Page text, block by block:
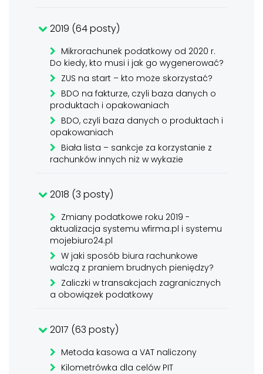
2019 (64 posty)
Mikrorachunek podatkowy od 2020 r.
Do kiedy, kto musi i jak go wygenerować?
ZUS na start – kto może skorzystać?
BDO na fakturze, czyli baza danych o
produktach i opakowaniach
BDO, czyli baza danych o produktach i
opakowaniach
Biała lista – sankcje za korzystanie z
rachunków innych niż w wykazie
2018 (3 posty)
Zmiany podatkowe roku 2019 -
aktualizacja systemu wfirma.pl i systemu
mojebiuro24.pl
W jaki sposób biura rachunkowe
walczą z praniem brudnych pieniędzy?
Zaliczki w transakcjach zagranicznych
a obowiązek podatkowy
2017 (63 posty)
Metoda kasowa a VAT naliczony
Kilometrówka dla celów PIT